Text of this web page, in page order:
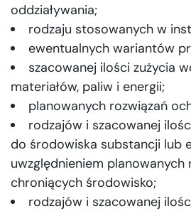
oddziaływania;
rodzaju stosowanych w
ewentualnych wariantów
szacowanej ilości zużycia
materiałów, paliw i energii;
planowanych rozwiązań
rodzajów i szacowanej
do środowiska substancji lub
uwzględnieniem planowanych
chroniących środowisko;
rodzajów i szacowanej